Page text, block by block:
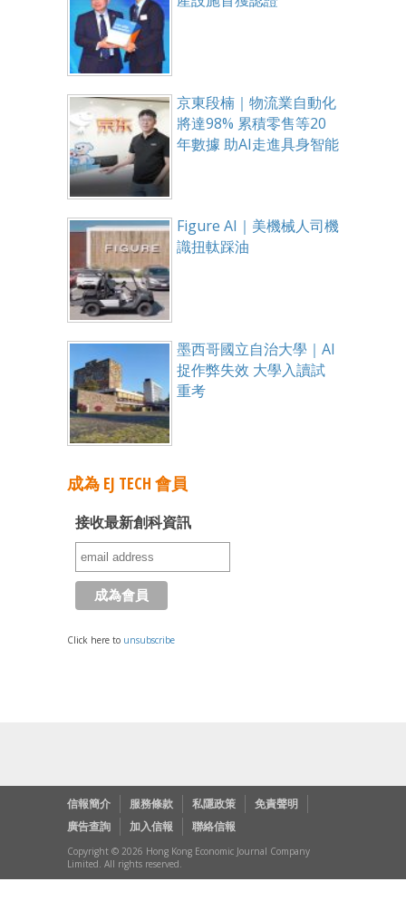
京東段楠｜物流業自動化
將達98% 累積零售等20
年數據 助AI走進具身智能
Figure AI｜美機械人司機
識扭軚踩油
墨西哥國立自治大學｜AI
捉作弊失效 大學入讀試
重考
成為 EJ TECH 會員
接收最新創科資訊
Click here to unsubscribe
信報簡介 服務條款 私隱政策
免責聲明
廣告查詢
加入信報 聯絡信報
Copyright © 2026 Hong Kong Economic Journal Company
Limited. All rights reserved.